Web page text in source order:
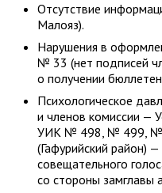
Отсутствие
Малояз).
Нарушения в
№ 33 (нет подписей
о получении
Психологическое
и членов комиссии
УИК № 498, № 499,
(Гафурийский район)
совещательного
со стороны замглавы